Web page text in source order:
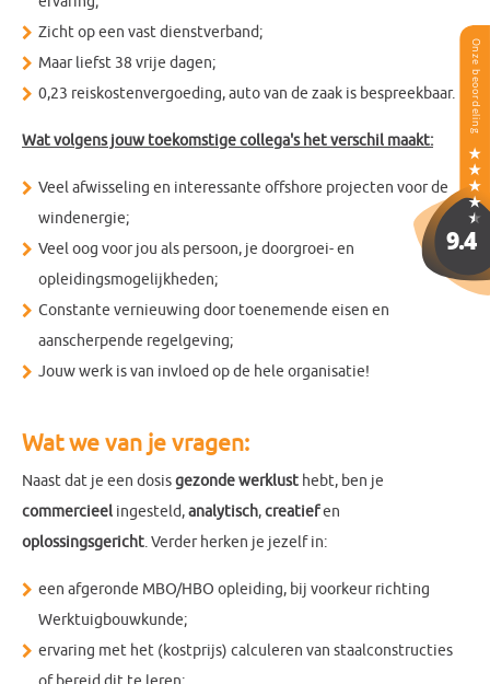
Zicht op een vast dienstverband;
Maar liefst 38 vrije dagen;
0,23 reiskostenvergoeding, auto van de zaak is bespreekbaar.
Wat volgens jouw toekomstige collega's het verschil maakt:
Veel afwisseling en interessante offshore projecten voor de
windenergie;
Veel oog voor jou als persoon, je doorgroei- en
opleidingsmogelijkheden;
Constante vernieuwing door toenemende eisen en
aanscherpende regelgeving;
Jouw werk is van invloed op de hele organisatie!
Wat we van je vragen:
Naast dat je een dosisgezonde werklust hebt, ben je
commercieel ingesteld,analytisch,creatiefen
oplossingsgericht. Verder herken je jezelf in:
een afgeronde MBO/HBO opleiding, bij voorkeur richting
Werktuigbouwkunde;
ervaring met het (kostprijs) calculeren van staalconstructies